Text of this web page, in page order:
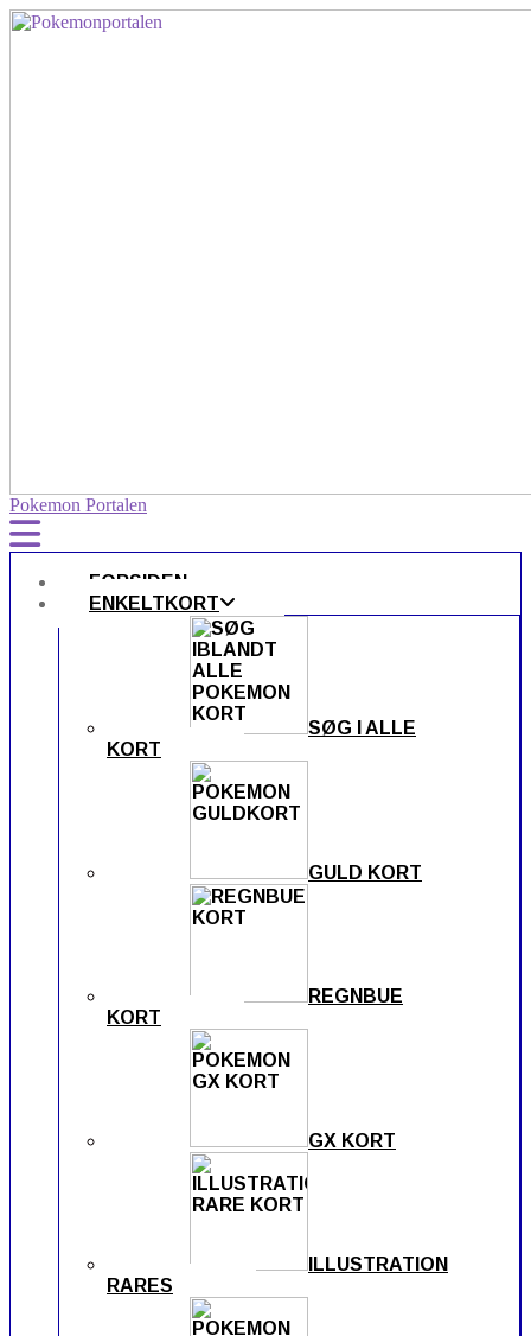
Pokemon Portalen
FORSIDEN
ENKELTKORT
SØG I ALLE
KORT
GULD KORT
REGNBUE
KORT
GX KORT
ILLUSTRATION
RARES